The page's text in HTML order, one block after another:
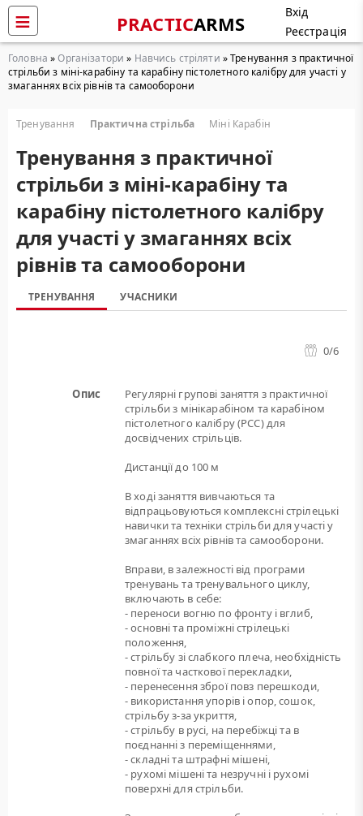
PRACTICARMS
Вхід
Реєстрація
Головна »Організатори » Навчись стріляти » Тренування з практичної
стрільби з міні-карабіну та карабіну пістолетного калібру для участі у
змаганнях всіх рівнів та самооборони
Тренування Практична стрільба Міні Карабін
Тренування з практичної
стрільби з міні-карабіну та
карабіну пістолетного калібру
для участі у змаганнях всіх
рівнів та самооборони
ТРЕНУВАННЯ УЧАСНИКИ
0/6
Опис
Регулярні групові заняття з практичної
стрільби з мінікарабіном та карабіном
пістолетного калібру (РСС) для
досвідчених стрільців.
Дистанції до 100 м
В ході заняття вивчаються та
відпрацьовуються комплексні стрілецькі
навички та техніки стрільби для участі у
змаганнях всіх рівнів та самооборони.
Вправи, в залежності від програми
тренувань та тренувального циклу,
включають в себе:
- переноси вогню по фронту і вглиб,
- основні та проміжні стрілецькі
положення,
- стрільбу зі слабкого плеча, необхідність
повної та часткової перекладки,
- перенесення зброї повз перешкоди,
- використання упорів і опор, сошок,
стрільбу з-за укриття,
- стрільбу в русі, на перебіжці та в
поєднанні з переміщеннями,
- складні та штрафні мішені,
- рухомі мішені та незручні і рухомі
поверхні для стрільби.